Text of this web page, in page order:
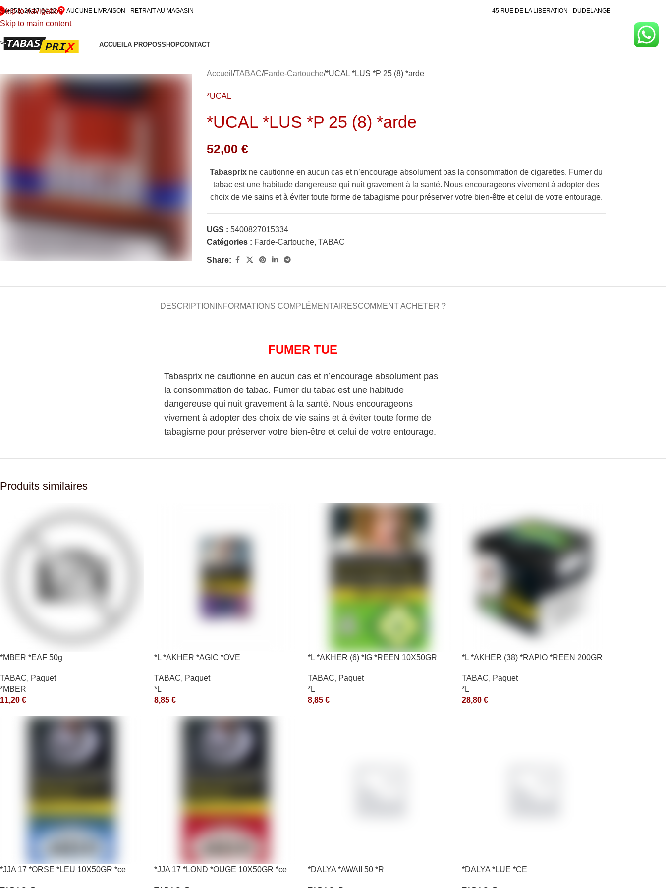
Skip to navigation
Skip to main content
(+352) 26 17 64 22 AUCUNE LIVRAISON - RETRAIT AU MAGASIN 45 RUE DE LA LIBERATION - DUDELANGE
ACCUEILA PROPOSSHOPCONTACT
Accueil TABAC Farde-Cartouche *UCAL *LUS *P 25 (8) *arde
*UCAL
*UCAL *LUS *P 25 (8) *arde
52,00€
Tabasprix ne cautionne en aucun cas et n’encourage absolument pas la consommation de cigarettes. Fumer du
tabac est une habitude dangereuse qui nuit gravement à la santé. Nous encourageons vivement à adopter des
choix de vie sains et à éviter toute forme de tabagisme pour préserver votre bien-être et celui de votre entourage.
UGS :5400827015334
Catégories : Farde-Cartouche, TABAC
Share:
DESCRIPTION INFORMATIONS COMPLÉMENTAIRESCOMMENT ACHETER ?
FUMER TUE
Tabasprix ne cautionne en aucun cas et n’encourage absolument pas
la consommation de tabac. Fumer du tabac est une habitude
dangereuse qui nuit gravement à la santé. Nous encourageons
vivement à adopter des choix de vie sains et à éviter toute forme de
tabagisme pour préserver votre bien-être et celui de votre entourage.
Produits similaires
*MBER *EAF 50g
TABAC, Paquet
*MBER
11,20 €
*L *AKHER *AGIC *OVE
TABAC, Paquet
*L
8,85 €
*L *AKHER (6) *IG *REEN 10X50GR
TABAC, Paquet
*L
8,85 €
*L *AKHER (38) *RAPIO *REEN 200GR
TABAC, Paquet
*L
28,80 €
*JJA 17 *ORSE *LEU 10X50GR *ce *JJA 17 *LOND *OUGE 10X50GR *ce *DALYA *AWAII 50 *R *DALYA *LUE *CE